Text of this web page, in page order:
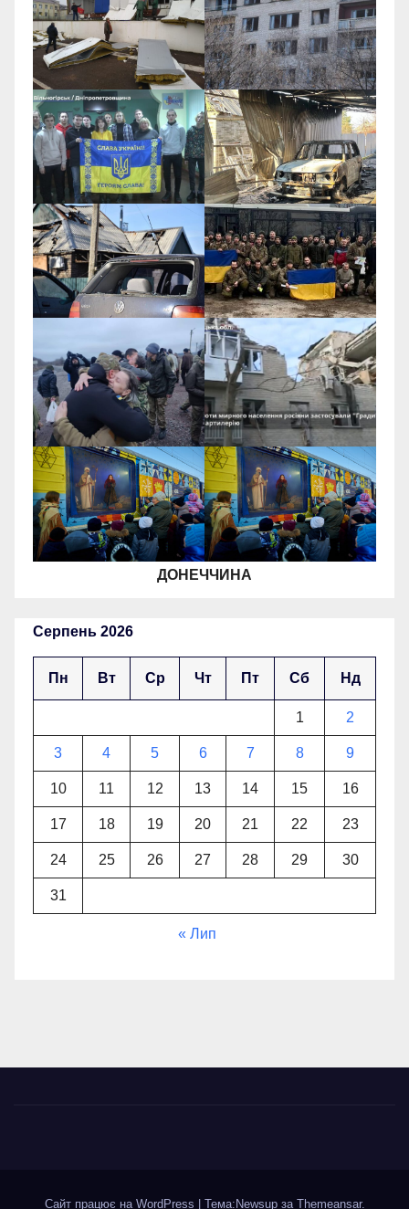
ДОНЕЧЧИНА
Серпень 2026
Пн Вт Ср Чт Пт Сб Нд
1 2
3 4 5 6 7 8 9
10 11 12 13 14 15 16
17 18 19 20 21 22 23
24 25 26 27 28 29 30
31
« Лип
Сайт працює на WordPress Тема:Newsup за Themeansar.